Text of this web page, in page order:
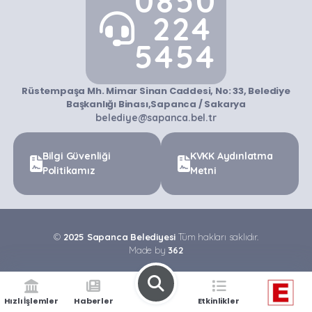
224
5454
Rüstempaşa Mh. Mimar Sinan Caddesi, No: 33, Belediye
Başkanlığı Binası,Sapanca / Sakarya
belediye@sapanca.bel.tr
Bilgi Güvenliği
Politikamız
KVKK Aydınlatma
Metni
© 2025 Sapanca Belediyesi Tüm hakları saklıdır.
Made by362
Hızlı İşlemler Haberler Etkinlikler